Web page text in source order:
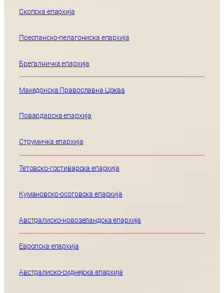
Скопска епархија
Преспанско-пелагониска епархија
Брегалничка епархија
Македонска Православна Црква
Повардарска епархија
Струмичка епархија
Тетовско-гостиварска епархија
Кумановско-осоговска епархија
Австралиско-новозеландска епархија
Европска епархија
Австралиско-сиднејска епархија